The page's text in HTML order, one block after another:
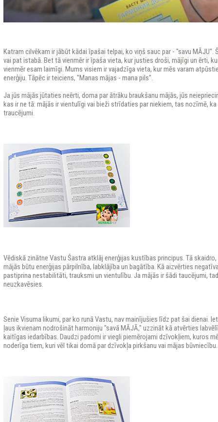
Katram cilvēkam ir jābūt kādai īpašai telpai, ko viņš sauc par - "savu
vai pat istabā. Bet tā vienmēr ir īpaša vieta, kur justies droši, mājīgi un ērti,
vienmēr esam laimīgi. Mums visiem ir vajadzīga vieta, kur mēs varam
enerģiju. Tāpēc ir teiciens, "Manas mājas - mana pils".
Ja jūs mājās jūtaties neērti, doma par ātrāku braukšanu mājās, jūs
kas ir ne tā: mājās ir vientulīgi vai bieži strīdaties par niekiem, tas nozīmē,
traucējumi.
Vēdiskā zinātne Vastu Šastra atklāj enerģijas kustības principus. Tā
mājās būtu enerģijas pārpilnība, labklājība un bagātība. Kā aizvērties
pastiprina nestabilitāti, trauksmi un vientulību. Ja mājās ir šādi taucējumi,
neuzkavēsies.
Senie Visuma likumi, par ko runā Vastu, nav mainījušies līdz pat šai dienai.
ļaus ikvienam nodrošināt harmoniju "savā MĀJĀ," uzzināt kā atvērties
kaitīgas iedarbības. Daudzi padomi ir viegli piemērojami dzīvokļiem, kuros
noderīga tiem, kuri vēl tikai domā par dzīvokļa pirkšanu vai mājas būvniecību.